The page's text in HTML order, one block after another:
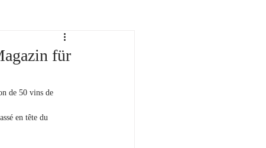
Clients
Equipe Cépages
für
de 50 vins de
en tête du